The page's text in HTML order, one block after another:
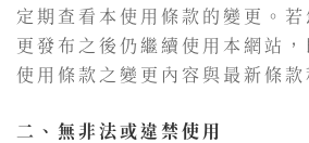
定期查看本使用條款的變更。
更發布之後仍繼續使用本網站
使用條款之變更內容與最新條款
二、無非法或違禁使用